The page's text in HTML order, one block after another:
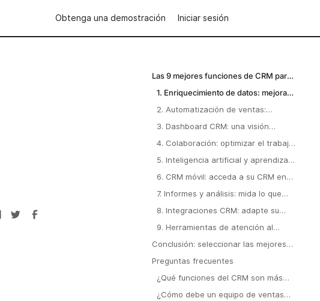
Obtenga una demostración Iniciar sesión
Las 9 mejores funciones de CRM para
tu CRM
1. Enriquecimiento de datos: mejora
los perfiles de los clientes y toma
2. Automatización de ventas:
maximice la eficiencia y obtenga
3. Dashboard CRM: una visión
unificada del rendimiento de su
4. Colaboración: optimizar el trabajo
5. Inteligencia artificial y aprendizaje
automático: decisiones más
6. CRM móvil: acceda a su CRM en
cualquier momento y desde
cualquier lugar.
7. Informes y análisis: mida lo que
8. Integraciones CRM: adapte su
9. Herramientas de atención al
cliente y servicio técnico: deleite a
Conclusión: seleccionar las mejores
Preguntas frecuentes
¿Qué funciones del CRM son más
importantes para los equipos?
¿Cómo debe un equipo de ventas